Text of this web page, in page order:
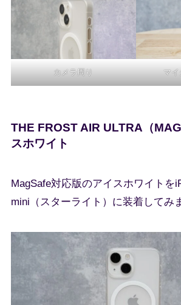
カメラ周り マ
THE FROST AIR ULTRA（
スホワイト
MagSafe対応版のアイスホワイトを
mini（スターライト）に装着してみ